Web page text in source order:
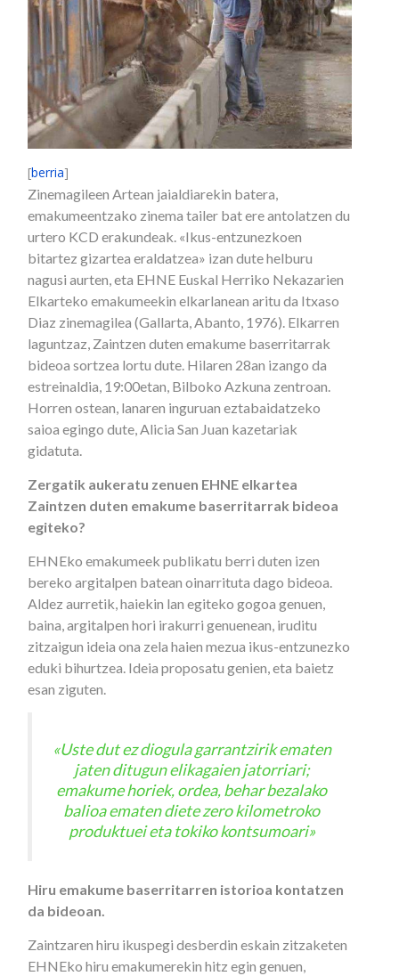
[berria]
Zinemagileen Artean jaialdiarekin batera,
emakumeentzako zinema tailer bat ere antolatzen du
urtero KCD erakundeak. «Ikus-entzunezkoen
bitartez gizartea eraldatzea» izan dute helburu
nagusi aurten, eta EHNE Euskal Herriko Nekazarien
Elkarteko emakumeekin elkarlanean aritu da Itxaso
Diaz zinemagilea (Gallarta, Abanto, 1976). Elkarren
laguntzaz, Zaintzen duten emakume baserritarrak
bideoa sortzea lortu dute. Hilaren 28an izango da
estreinaldia, 19:00etan, Bilboko Azkuna zentroan.
Horren ostean, lanaren inguruan eztabaidatzeko
saioa egingo dute, Alicia San Juan kazetariak
gidatuta.
Zergatik aukeratu zenuen EHNE elkartea
Zaintzen duten emakume baserritarrak bideoa
egiteko?
EHNEko emakumeek publikatu berri duten izen
bereko argitalpen batean oinarrituta dago bideoa.
Aldez aurretik, haiekin lan egiteko gogoa genuen,
baina, argitalpen hori irakurri genuenean, iruditu
zitzaigun ideia ona zela haien mezua ikus-entzunezko
eduki bihurtzea. Ideia proposatu genien, eta baietz
esan ziguten.
«Uste dut ez diogula garrantzirik ematen
jaten ditugun elikagaien jatorriari;
emakume horiek, ordea, behar bezalako
balioa ematen diete zero kilometroko
produktuei eta tokiko kontsumoari»
Hiru emakume baserritarren istorioa kontatzen
da bideoan.
Zaintzaren hiru ikuspegi desberdin eskain zitzaketen
EHNEko hiru emakumerekin hitz egin genuen,